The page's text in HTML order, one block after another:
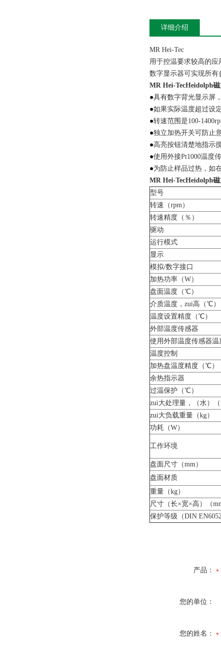
详细介绍
MR Hei-Tec
用于控温要求较高的应
数字显示器可实现所
MR Hei-TecHeidolph
●具有数字背光显示屏
●如果实际温度超过设
●转速范围是100-
●独立加热开关可防止
●高亮按钮清楚地指示
●使用外接Pt1000温度
●为防止样品过热，如
MR Hei-TecHeidolph
型号
转速（rpm）
转速精度（％）
驱动
运行模式
显示
模拟/数字接口
加热功率（W）
盘面温度（℃）
介质温度，zui高（℃）
温度设置精度（℃）
外部温度传感器
使用外部温度传感器
温度控制
加热盘温度精度（℃）
余热指示器
过温保护（℃）
zui大处理量，（水）
zui大负载重量（kg）
功耗（W）
工作环境
盘面尺寸（mm）
盘面材质
重量（kg）
尺寸（长×宽×高）（
保护等级（DIN
产品：
您的单位：
您的姓名：